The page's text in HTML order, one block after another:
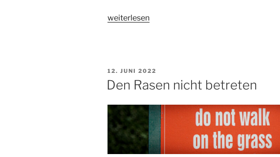
„Vogelschild“
weiterlesen
VERÖFFENTLICHT
AM
12. JUNI 2022
Den Rasen nicht betreten